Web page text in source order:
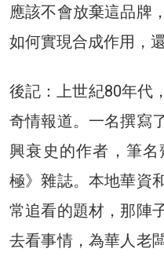
應該不會放棄這品牌
如何實現合成作用，
後記：上世紀80年代
奇情報道。一名撰寫
興衰史的作者，筆
極》雜誌。本地華資
常追看的題材，那陣
去看事情，為華人老